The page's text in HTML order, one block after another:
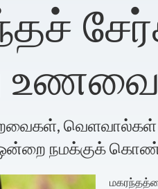
வெளவால்கள்
நமக்குக்